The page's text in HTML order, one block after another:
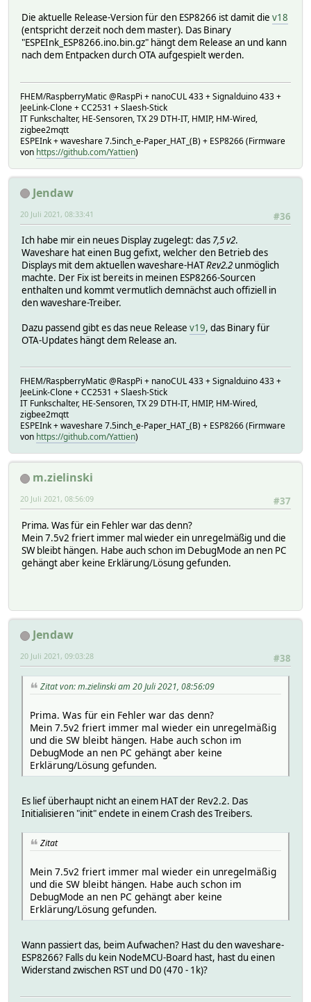
Die aktuelle Release-Version für den ESP8266 ist damit die v18
(entspricht derzeit noch dem master). Das Binary
"ESPEInk_ESP8266.ino.bin.gz" hängt dem Release an und kann
nach dem Entpacken durch OTA aufgespielt werden.
FHEM/RaspberryMatic @RaspPi + nanoCUL 433 + Signalduino 433 +
JeeLink-Clone + CC2531 + Slaesh-Stick
IT Funkschalter, HE-Sensoren, TX 29 DTH-IT, HMIP, HM-Wired,
zigbee2mqtt
ESPEInk + waveshare 7.5inch_e-Paper_HAT_(B) + ESP8266 (Firmware
von https://github.com/Yattien)
Jendaw
#36
20 Juli 2021, 08:33:41
Ich habe mir ein neues Display zugelegt: das 7,5 v2.
Waveshare hat einen Bug gefixt, welcher den Betrieb des
Displays mit dem aktuellen waveshare-HATRev2.2 unmöglich
machte. Der Fix ist bereits in meinen ESP8266-Sourcen
enthalten und kommt vermutlich demnächst auch offiziell in
den waveshare-Treiber.
Dazu passend gibt es das neue Release v19, das Binary für
OTA-Updates hängt dem Release an.
FHEM/RaspberryMatic @RaspPi + nanoCUL 433 + Signalduino 433 +
JeeLink-Clone + CC2531 + Slaesh-Stick
IT Funkschalter, HE-Sensoren, TX 29 DTH-IT, HMIP, HM-Wired,
zigbee2mqtt
ESPEInk + waveshare 7.5inch_e-Paper_HAT_(B) + ESP8266 (Firmware
von https://github.com/Yattien)
m.zielinski
#37
20 Juli 2021, 08:56:09
Prima. Was für ein Fehler war das denn?
Mein 7.5v2 friert immer mal wieder ein unregelmäßig und die
SW bleibt hängen. Habe auch schon im DebugMode an nen PC
gehängt aber keine Erklärung/Lösung gefunden.
Jendaw
#38
20 Juli 2021, 09:03:28
Zitat von: m.zielinski am 20 Juli 2021, 08:56:09
Prima. Was für ein Fehler war das denn?
Mein 7.5v2 friert immer mal wieder ein unregelmäßig
und die SW bleibt hängen. Habe auch schon im
DebugMode an nen PC gehängt aber keine
Erklärung/Lösung gefunden.
Es lief überhaupt nicht an einem HAT der Rev2.2. Das
Initialisieren "init" endete in einem Crash des Treibers.
Zitat
Mein 7.5v2 friert immer mal wieder ein unregelmäßig
und die SW bleibt hängen. Habe auch schon im
DebugMode an nen PC gehängt aber keine
Erklärung/Lösung gefunden.
Wann passiert das, beim Aufwachen? Hast du den waveshare-
ESP8266? Falls du kein NodeMCU-Board hast, hast du einen
Widerstand zwischen RST und D0 (470 - 1k)?